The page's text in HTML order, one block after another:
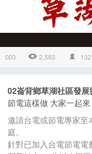
003 2,583 132
02崙背鄉草湖社區發展
節電這樣做 大家一起來
邀請台電或節電專家
庭。
針對已加入台電節電